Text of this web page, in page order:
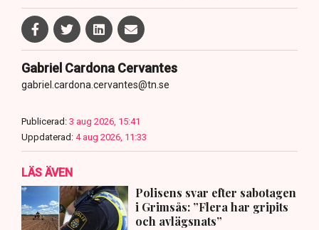
Gabriel Cardona Cervantes
gabriel.cardona.cervantes@tn.se
Publicerad: 3 aug 2026, 15:41
Uppdaterad: 4 aug 2026, 11:33
LÄS ÄVEN
Polisens svar efter sabotagen
i Grimsås: ”Flera har gripits
och avlägsnats”